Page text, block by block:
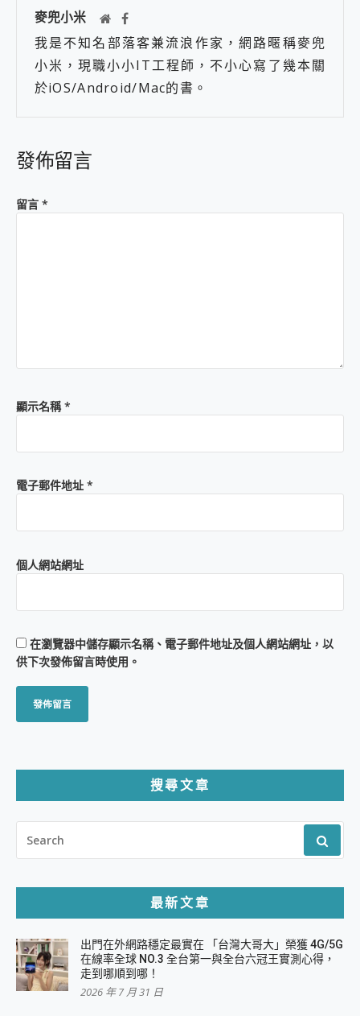
麥兜小米
我是不知名部落客兼流浪作家，網路暱稱麥兜
小米，現職小小IT工程師，不小心寫了幾本關
於iOS/Android/Mac的書。
發佈留言
留言 *
顯示名稱*
電子郵件地址 *
個人網站網址
在瀏覽器中儲存顯示名稱、電子郵件地址及個人網站網址，以
供下次發佈留言時使用。
搜尋文章
FOR:
最新文章
出門在外網路穩定最實在 「台灣大哥大」榮獲 4G/5G
在線率全球 NO.3 全台第一與全台六冠王實測心得，
走到哪順到哪！
2026 年 7 月 31 日